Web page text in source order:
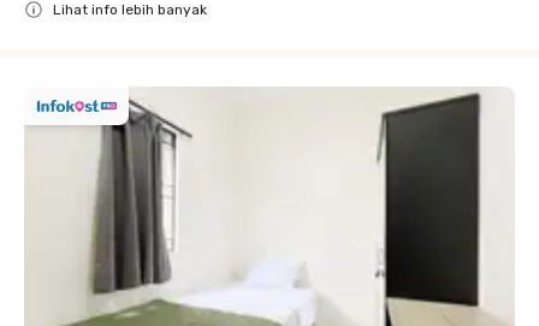
Lihat info lebih banyak